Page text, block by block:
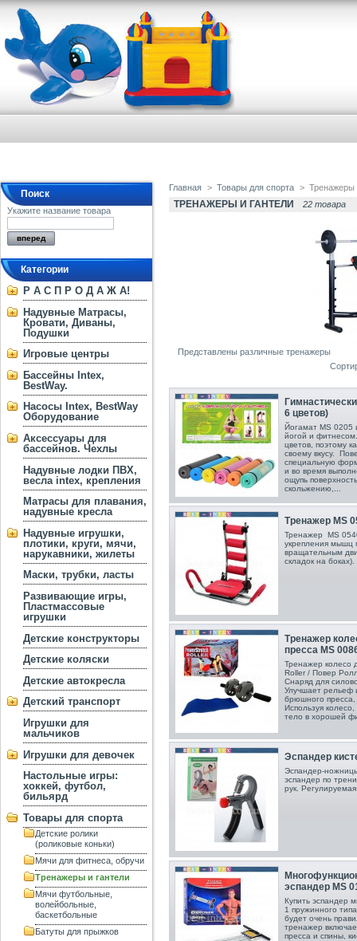
Поиск
Укажите название товара
Категории
Р А С П Р О Д А Ж А!
Надувные Матрасы,
Кровати, Диваны,
Подушки
Игровые центры
Бассейны Intex,
BestWay.
Насосы Intex, BestWay
Оборудование
Аксессуары для
бассейнов. Чехлы
Надувные лодки ПВХ,
весла intex, крепления
Матрасы для плавания,
надувные кресла
Надувные игрушки,
плотики, круги, мячи,
нарукавники, жилеты
Маски, трубки, ласты
Развивающие игры,
Пластмассовые
игрушки
Детские конструкторы
Детские коляски
Детские автокресла
Детский транспорт
Игрушки для
мальчиков
Игрушки для девочек
Настольные игры:
хоккей, футбол,
бильярд
Товары для спорта
Детские ролики
(роликовые коньки)
Мячи для фитнеса, обручи
Тренажеры и гантели
Мячи футбольные,
волейбольные,
баскетбольные
Батуты для прыжков
Главная > Товары для спорта > Тренажеры
ТРЕНАЖЕРЫ И ГАНТЕЛИ 22 товара
Представлены различные тренажеры
6 цветов)
Йогамат MS 0205
йогой и
цветов, поэтому
своему вкусу.
специальную
и во время
ощупь
скольжению,...
Тренажер MS
Тренажер MS
укрепления мышц
вращательным
складок на боках).
Тренажер
пресса MS
Тренажер колесо
Roller / Повер
Снаряд для
Улучшает рельеф
брюшного пресса,
Используя
тело в хорошей
Эспандер
Эспандер-
эспандер по
рук. Регулируемая
эспандер MS
Купить эспандер
1 пружинного
будет очень
тренажер
пресса и спины,